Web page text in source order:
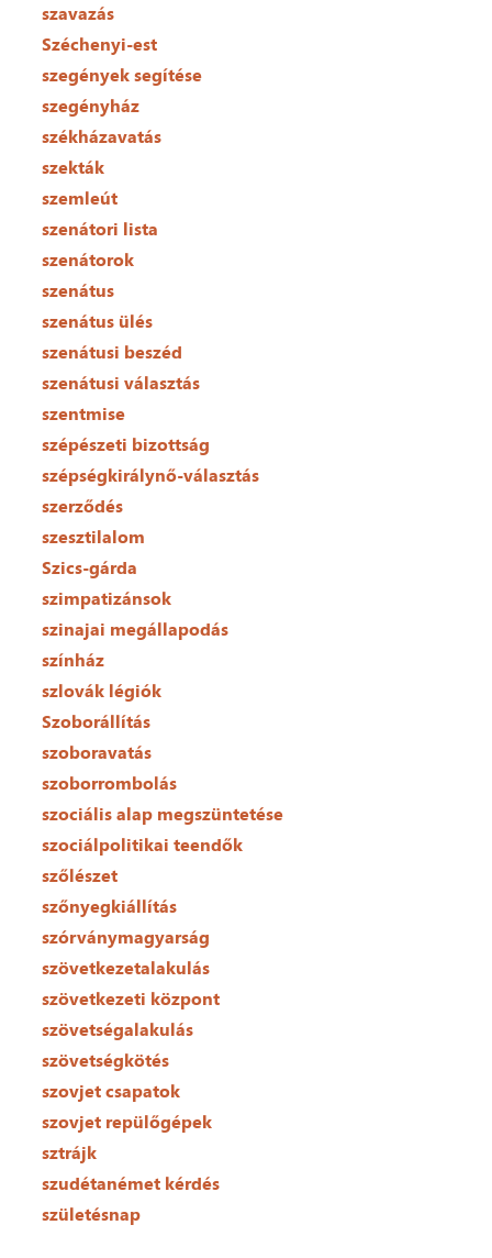
szavazás
Széchenyi-est
szegények segítése
szegényház
székházavatás
szekták
szemleút
szenátori lista
szenátorok
szenátus
szenátus ülés
szenátusi beszéd
szenátusi választás
szentmise
szépészeti bizottság
szépségkirálynő-választás
szerződés
szesztilalom
Szics-gárda
szimpatizánsok
szinajai megállapodás
színház
szlovák légiók
Szoborállítás
szoboravatás
szoborrombolás
szociális alap megszüntetése
szociálpolitikai teendők
szőlészet
szőnyegkiállítás
szórványmagyarság
szövetkezetalakulás
szövetkezeti központ
szövetségalakulás
szövetségkötés
szovjet csapatok
szovjet repülőgépek
sztrájk
szudétanémet kérdés
születésnap